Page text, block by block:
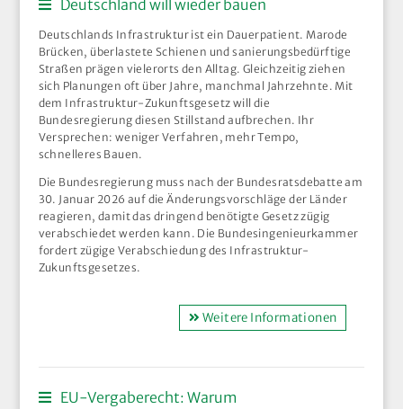
Deutschland will wieder bauen
Deutschlands Infrastruktur ist ein Dauerpatient. Marode
Brücken, überlastete Schienen und sanierungsbedürftige
Straßen prägen vielerorts den Alltag. Gleichzeitig ziehen
sich Planungen oft über Jahre, manchmal Jahrzehnte. Mit
dem Infrastruktur-Zukunftsgesetz will die
Bundesregierung diesen Stillstand aufbrechen. Ihr
Versprechen: weniger Verfahren, mehr Tempo,
schnelleres Bauen.
Die Bundesregierung muss nach der Bundesratsdebatte am
30. Januar 2026 auf die Änderungsvorschläge der Länder
reagieren, damit das dringend benötigte Gesetz zügig
verabschiedet werden kann. Die Bundesingenieurkammer
fordert zügige Verabschiedung des Infrastruktur-
Zukunftsgesetzes.
Weitere Informationen
EU-Vergaberecht: Warum